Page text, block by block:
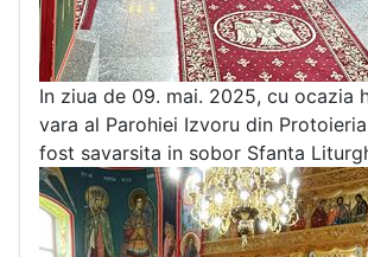
In ziua de 09. mai. 2025, cu ocazia
vara al Parohiei Izvoru din
fost savarsita in sobor Sfanta